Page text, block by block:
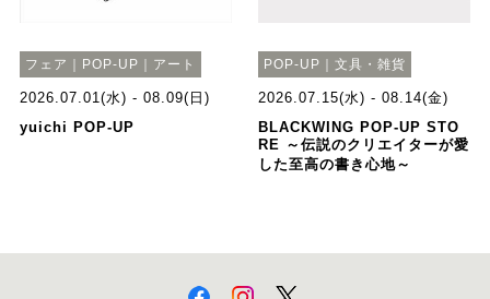
フェア｜POP-UP｜アート
2026.07.01(水) - 08.09(日)
yuichi POP-UP
POP-UP｜文具・雑貨
2026.07.15(水) - 08.14(金)
BLACKWING POP-UP STO
RE ～伝説のクリエイターが愛
した至高の書き心地～